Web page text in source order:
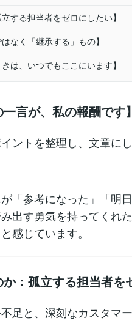
する担当者をゼロにしたい】
なく「継承する」もの】
は、いつでもここにいます】
言が、私の報酬です】
ントを整理し、文章に
「参考になった」「明
出す勇気を持ってくれ
感じています。
：孤立する担当者を
足と、深刻なカスタマ